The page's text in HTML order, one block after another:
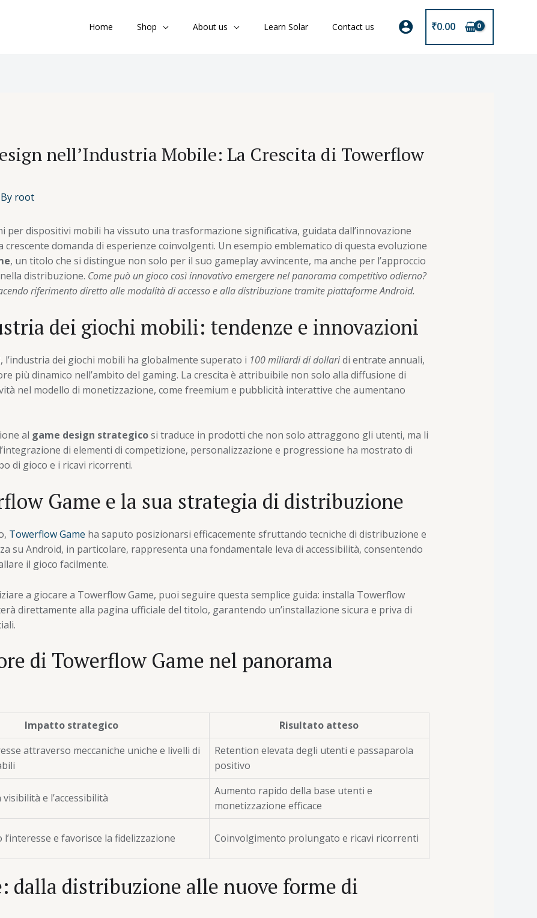
Home Shop About us Learn Solar Contact us ₹0.00
nell’Industria Mobile: La Crescita di Towerflow
root
per dispositivi mobili ha vissuto una trasformazione significativa, guidata dall’innovazione
crescente domanda di esperienze coinvolgenti. Un esempio emblematico di questa evoluzione
, un titolo che si distingue non solo per il suo gameplay avvincente, ma anche per l’approccio
distribuzione. Come può un gioco così innovativo emergere nel panorama competitivo odierno?
riferimento diretto alle modalità di accesso e alla distribuzione tramite piattaforme Android.
dei giochi mobili: tendenze e innovazioni
dei giochi mobili ha globalmente superato i 100 miliardi di dollaridi entrate annuali,
più dinamico nell’ambito del gaming. La crescita è attribuibile non solo alla diffusione di
nel modello di monetizzazione, come freemium e pubblicità interattive che aumentano
al game design strategicosi traduce in prodotti che non solo attraggono gli utenti, ma li
di elementi di competizione, personalizzazione e progressione ha mostrato di
di gioco e i ricavi ricorrenti.
Game e la sua strategia di distribuzione
Towerflow Game ha saputo posizionarsi efficacemente sfruttando tecniche di distribuzione e
su Android, in particolare, rappresenta una fondamentale leva di accessibilità, consentendo
il gioco facilmente.
a giocare a Towerflow Game, puoi seguire questa semplice guida: installa Towerflow
direttamente alla pagina ufficiale del titolo, garantendo un’installazione sicura e priva di
di Towerflow Game nel panorama
Impatto strategico
Risultato atteso
attraverso meccaniche uniche e livelli di
Retention elevata degli utenti e passaparola
positivo
e l’accessibilità
Aumento rapido della base utenti e
monetizzazione efficace
e favorisce la fidelizzazione Coinvolgimento prolungato e ricavi ricorrenti
dalla distribuzione alle nuove forme di